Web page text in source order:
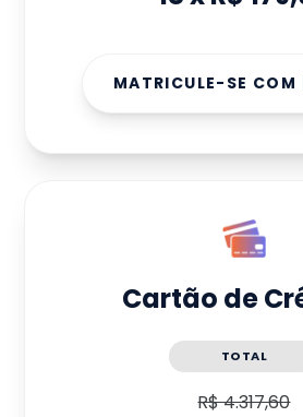
MATRICULE-SE COM
Cartão de
TOTAL
R$ 4.317,60